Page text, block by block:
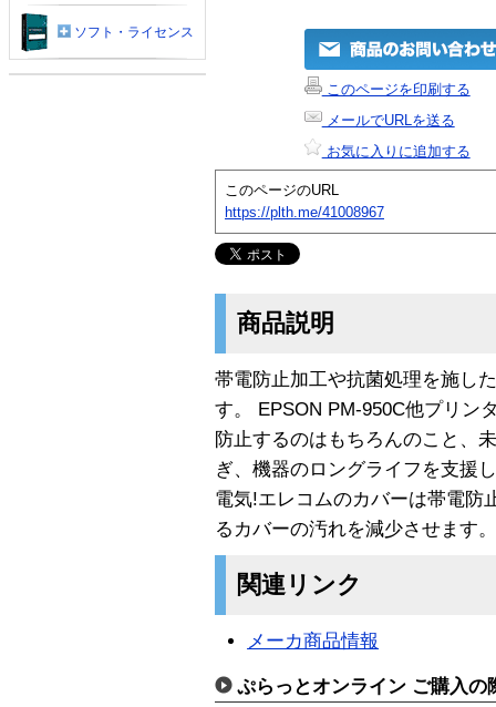
このページを印刷する
メールでURLを送る
お気に入りに追加する
このページのURL
https://plth.me/41008967
商品説明
帯電防止加工や抗菌処理を施し
す。 EPSON PM-950C他プリン
防止するのはもちろんのこと、
ぎ、機器のロングライフを支援
電気!エレコムのカバーは帯電防
るカバーの汚れを減少させます。
関連リンク
メーカ商品情報
ぷらっとオンライン ご購入の
ソフト・ライセンス